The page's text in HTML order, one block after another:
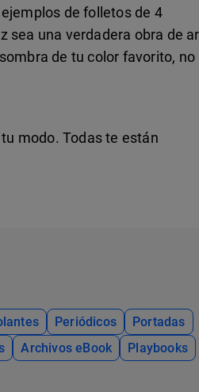
de folletos de 4
sea una verdadera obra de
de tu color favorito, no
modo. Todas te están
Periódicos
Portadas
Archivos eBook
Playbooks